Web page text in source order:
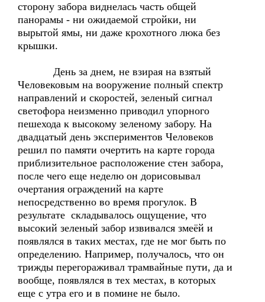
сторону забора виднелась часть общей
панорамы - ни ожидаемой стройки, ни
вырытой ямы, ни даже крохотного люка без
крышки.
День за днем, не взирая на взятый
Человековым на вооружение полный спектр
направлений и скоростей, зеленый сигнал
светофора неизменно приводил упорного
пешехода к высокому зеленому забору. На
двадцатый день экспериментов Человеков
решил по памяти очертить на карте города
приблизительное расположение стен забора,
после чего еще неделю он дорисовывал
очертания ограждений на карте
непосредственно во время прогулок. В
результате складывалось ощущение, что
высокий зеленый забор извивался змеёй и
появлялся в таких местах, где не мог быть по
определению. Например, получалось, что он
трижды перегораживал трамвайные пути, да и
вообще, появлялся в тех местах, в которых
еще с утра его и в помине не было.